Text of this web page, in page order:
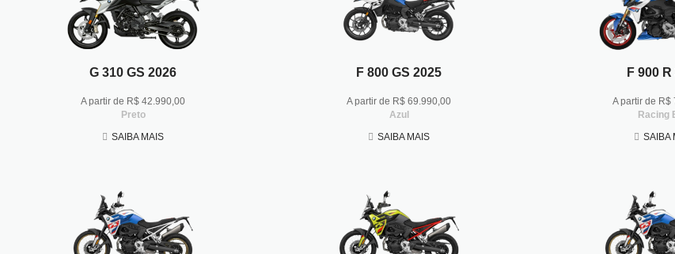
G 310 GS 2026
A partir de R$ 42.990,00
Preto
SAIBA MAIS
F 800 GS 2025
A partir de R$ 69.990,00
Azul
SAIBA MAIS
F 900
A partir de R$
Racing
SAIBA